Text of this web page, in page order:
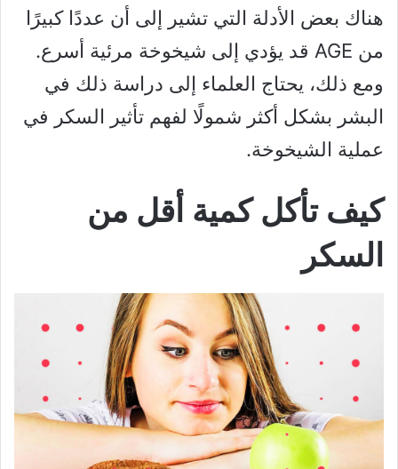
هناك بعض الأدلة التي تشير إلى أن عددًا كبيرًا
من AGE قد يؤدي إلى شيخوخة مرئية أسرع.
ومع ذلك، يحتاج العلماء إلى دراسة ذلك في
البشر بشكل أكثر شمولًا لفهم تأثير السكر في
عملية الشيخوخة.
كيف تأكل كمية أقل من
السكر